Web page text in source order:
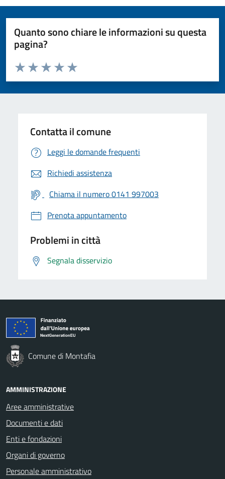
Quanto sono chiare le informazioni su questa
pagina?
Valuta da 1 a 5 stelle la pagina
Valuta 5 stelle su 5
Valuta 4 stelle su 5
Valuta 3 stelle su 5
Valuta 2 stelle su 5
Valuta 1 stelle su 5
Contatta il comune
Leggi le domande frequenti
Richiedi assistenza
Chiama il numero 0141 997003
Prenota appuntamento
Problemi in città
Segnala disservizio
Comune di Montafia
AMMINISTRAZIONE
Aree amministrative
Documenti e dati
Enti e fondazioni
Organi di governo
Personale amministrativo